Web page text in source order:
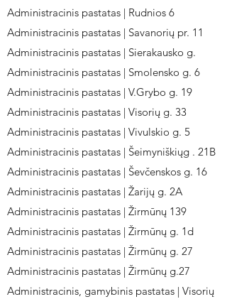
Administracinis pastatas | Rudnios 6
Administracinis pastatas | Savanorių pr. 11
Administracinis pastatas | Sierakausko g.
Administracinis pastatas | Smolensko g. 6
Administracinis pastatas | V.Grybo g. 19
Administracinis pastatas | Visorių g. 33
Administracinis pastatas | Vivulskio g. 5
Administracinis pastatas | Šeimyniškiųg . 21B
Administracinis pastatas | Ševčenskos g. 16
Administracinis pastatas | Žarijų g. 2A
Administracinis pastatas | Žirmūnų 139
Administracinis pastatas | Žirmūnų g. 1d
Administracinis pastatas | Žirmūnų g. 27
Administracinis pastatas | Žirmūnų g.27
Administracinis, gamybinis pastatas | Visorių